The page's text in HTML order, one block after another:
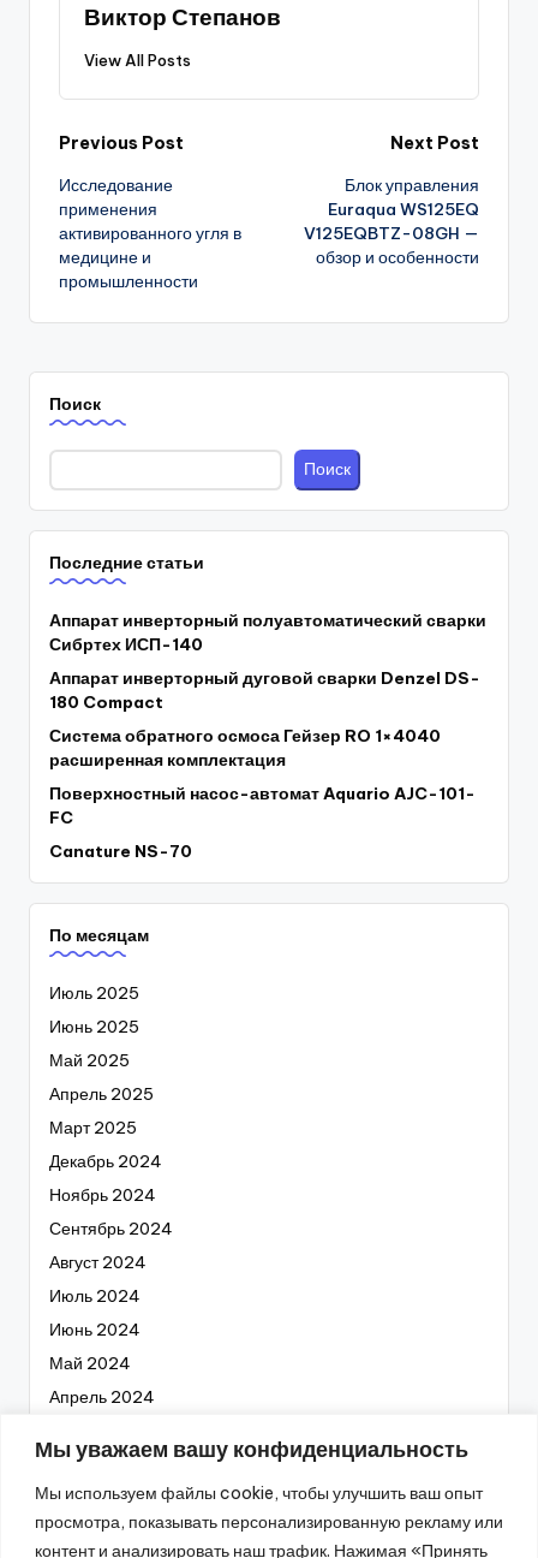
Мы уважаем вашу конфиденциальность
Мы используем файлы cookie, чтобы улучшить ваш опыт
просмотра, показывать персонализированную рекламу или
контент и анализировать наш трафик. Нажимая «Принять
Виктор Степанов
View All Posts
Post
navigation
Previous Post
Исследование
применения
активированного угля в
медицине и
промышленности
Next Post
Блок управления
Euraqua WS125EQ
V125EQBTZ-08GH —
обзор и особенности
Поиск
Поиск
Последние статьи
Аппарат инверторный полуавтоматический сварки
Сибртех ИСП-140
Аппарат инверторный дуговой сварки Denzel DS-
180 Compact
Система обратного осмоса Гейзер RO 1×4040
расширенная комплектация
Поверхностный насос-автомат Aquario AJC-101-
FC
Canature NS-70
По месяцам
Июль 2025
Июнь 2025
Май 2025
Апрель 2025
Март 2025
Декабрь 2024
Ноябрь 2024
Сентябрь 2024
Август 2024
Июль 2024
Июнь 2024
Май 2024
Апрель 2024
Февраль 2024
Январь 2024
Декабрь 2023